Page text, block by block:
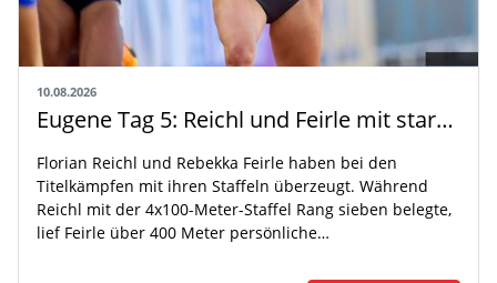
10.08.2026
Eugene Tag 5: Reichl und Feirle mit starken Staffel-Ergebnissen
Florian Reichl und Rebekka Feirle haben bei den
Titelkämpfen mit ihren Staffeln überzeugt. Während
Reichl mit der 4x100-Meter-Staffel Rang sieben belegte,
lief Feirle über 400 Meter persönliche…